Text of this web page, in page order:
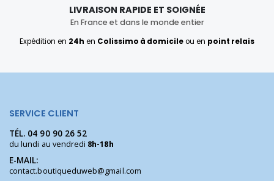
LIVRAISON RAPIDE ET SOIGNÉE
En France et dans le monde entier
Expédition en 24h en Colissimo à domicileou en point relais
SERVICE CLIENT
TÉL. 04 90 90 26 52
du lundi au vendredi 8h-18h
E-MAIL:
contact.boutiqueduweb@gmail.com